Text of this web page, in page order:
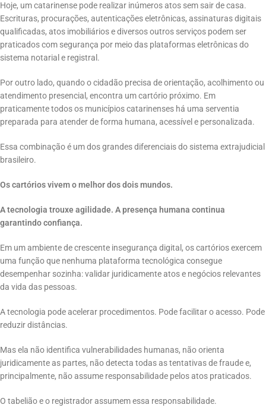
Hoje, um catarinense pode realizar inúmeros atos sem sair de casa.
Escrituras, procurações, autenticações eletrônicas, assinaturas digitais
qualificadas, atos imobiliários e diversos outros serviços podem ser
praticados com segurança por meio das plataformas eletrônicas do
sistema notarial e registral.
Por outro lado, quando o cidadão precisa de orientação, acolhimento ou
atendimento presencial, encontra um cartório próximo. Em
praticamente todos os municípios catarinenses há uma serventia
preparada para atender de forma humana, acessível e personalizada.
Essa combinação é um dos grandes diferenciais do sistema extrajudicial
brasileiro.
Os cartórios vivem o melhor dos dois mundos.
A tecnologia trouxe agilidade. A presença humana continua
garantindo confiança.
Em um ambiente de crescente insegurança digital, os cartórios exercem
uma função que nenhuma plataforma tecnológica consegue
desempenhar sozinha: validar juridicamente atos e negócios relevantes
da vida das pessoas.
A tecnologia pode acelerar procedimentos. Pode facilitar o acesso. Pode
reduzir distâncias.
Mas ela não identifica vulnerabilidades humanas, não orienta
juridicamente as partes, não detecta todas as tentativas de fraude e,
principalmente, não assume responsabilidade pelos atos praticados.
O tabelião e o registrador assumem essa responsabilidade.